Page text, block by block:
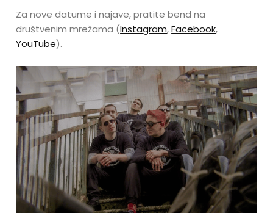
Za nove datume i najave, pratite bend na
društvenim mrežama (Instagram,Facebook,
YouTube).